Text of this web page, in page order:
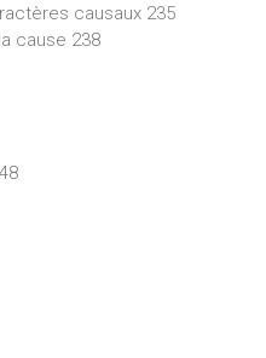
causaux 235
cause 238